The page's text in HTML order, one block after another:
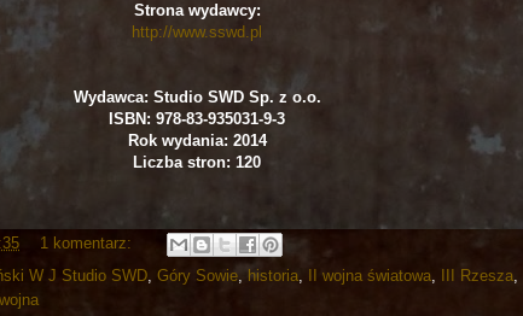
Strona wydawcy:
http://www.sswd.pl
Wydawca: Studio SWD Sp. z o.o.
ISBN: 978-83-935031-9-3
Rok wydania: 2014
Liczba stron: 120
1 komentarz:
W J Studio SWD, Góry Sowie, historia, II wojna światowa, III Rzesza,
wojna